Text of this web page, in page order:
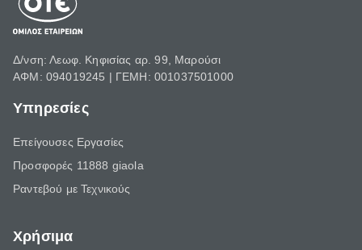
Δ/νση: Λεωφ. Κηφισίας αρ. 99, Μαρούσι
ΑΦΜ: 094019245 | ΓΕΜΗ: 001037501000
Υπηρεσίες
Επείγουσες Εργασίες
Προσφορές 11888 giaola
Ραντεβού με Τεχνικούς
Χρήσιμα